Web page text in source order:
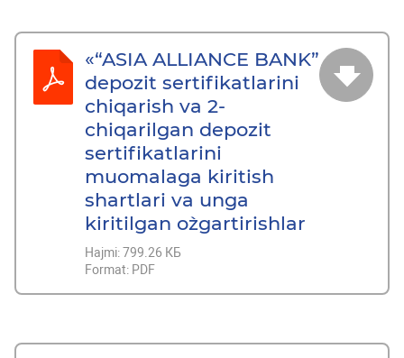
«“ASIA ALLIANCE BANK”
depozit sertifikatlarini
chiqarish va 2-
chiqarilgan depozit
sertifikatlarini
muomalaga kiritish
shartlari va unga
kiritilgan o`zgartirishlar
Hajmi:799.26 КБ
Format: PDF